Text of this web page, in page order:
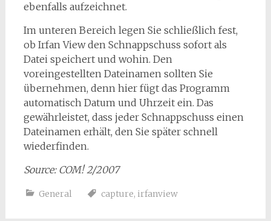
ebenfalls aufzeichnet.
Im unteren Bereich legen Sie schließlich fest,
ob Irfan View den Schnappschuss sofort als
Datei speichert und wohin. Den
voreingestellten Dateinamen sollten Sie
übernehmen, denn hier fügt das Programm
automatisch Datum und Uhrzeit ein. Das
gewährleistet, dass jeder Schnappschuss einen
Dateinamen erhält, den Sie später schnell
wiederfinden.
Source: COM! 2/2007
General capture, irfanview